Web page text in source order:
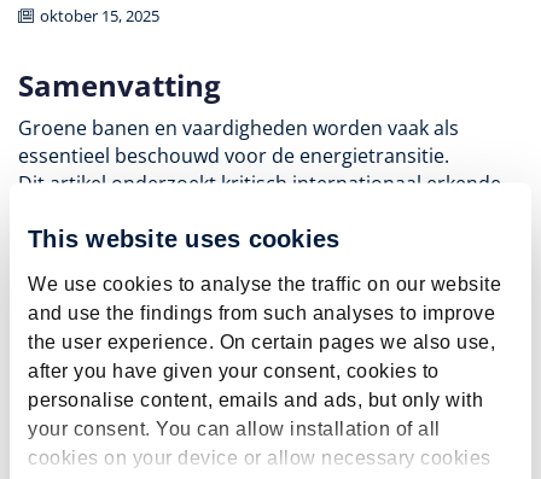
This website uses cookies
We use cookies to analyse the traffic on our website
and use the findings from such analyses to improve
the user experience. On certain pages we also use,
after you have given your consent, cookies to
personalise content, emails and ads, but only with
your consent. You can allow installation of all
cookies on your device or allow necessary cookies
oktober 15, 2025
Samenvatting
Groene banen en vaardigheden worden vaak als
essentieel beschouwd voor de energietransitie.
Dit artikel onderzoekt kritisch internationaal erkende
vergelijkt deze met beroepen die als cruciaal worden
energietransitie. Aan de hand van O*NET en ESCO, in
combinatie met een regionaal input-outputmodel voor
investeringen in energietechnologieën in Nederland,
analyseren we hoe 'groen' de extra vraag naar arbeid is
die voortkomt uit investeringen in veelgebruikte
energietransitietechnologieën. Onze bevindingen laten
zien dat slechts een minderheid van de beroepen die